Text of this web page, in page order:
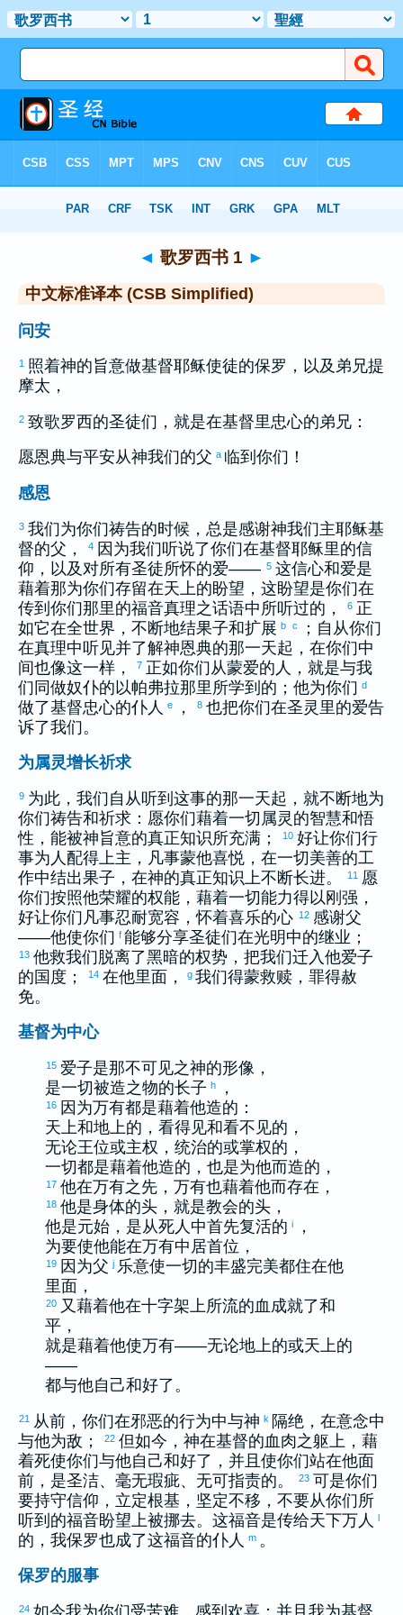
> 歌罗西书 1
◄ 歌罗西书 1 ►
中文标准译本 (CSB Simplified)
问安
1 照着神的旨意做基督耶稣使徒的保罗 ，以及弟兄提
摩太 ，
2 致歌罗西的圣徒们，就是在基督里忠心的弟兄：
愿恩典与平安从神我们的父 a 临到你们！
感恩
3 我们为你们祷告的时候，总是感谢神我们主耶稣基
督的父，
4 因为我们听说了你们在基督耶稣里的信
仰，以及对所有圣徒所怀的爱—— 5 这信心和爱是
藉着那为你们存留在天上的盼望，这盼望是你们在
传到你们那里的福音真理之话语中所听过的，
6 正
如它在全世界，不断地结果子和扩展 b c
；自从你们
在真理中听见并了解神恩典的那一天起，在你们中
间也像这一样，
7 正如你们从蒙爱的人，就是与我
们同做奴仆的 以帕弗拉那里所学到的；他为你们 d
做了基督忠心的仆人 e ， 8 也把你们在圣灵里的爱告
诉了我们。
为属灵增长祈求
9 为此，我们自从听到这事的那一天起，就不断地为
你们祷告和祈求：愿你们藉着一切属灵的智慧和悟
性，能被神旨意的真正知识所充满；
10 好让你们行
事为人配得上主，凡事蒙他喜悦，在一切美善的工
作中结出果子，在神的真正知识上不断长进。
11 愿
你们按照他荣耀的权能，藉着一切能力得以刚强，
好让你们凡事忍耐宽容，怀着喜乐的心 12 感谢父
——他使你们 f 能够分享圣徒们在光明中的继业；
13 他救我们脱离了黑暗的权势，把我们迁入他爱子
的国度；
14 在他里面， g 我们得蒙救赎，罪得赦
免。
基督为中心
15 爱子是那不可见之神的形像，
是一切被造之物的长子 h ，
16 因为万有都是藉着他造的：
天上和地上的，看得见和看不见的，
无论王位或主权，统治的或掌权的，
一切都是藉着他造的，也是为他而造的，
17 他在万有之先，万有也藉着他而存在，
18 他是身体的头，就是教会的头，
他是元始，是从死人中首先复活的 i
，
为要使他能在万有中居首位，
19 因为父 j 乐意使一切的丰盛完美都住在他
里面，
20 又藉着他在十字架上所流的血成就了和
平，
就是藉着他使万有——无论地上的或天上的
——
都与他自己和好了。
21 从前，你们在邪恶的行为中与神 k 隔绝，在意念中
与他为敌；
22 但如今，神在基督的血肉之躯上，藉
着死使你们与他自己和好了，并且使你们站在他面
前，是圣洁、毫无瑕疵、无可指责的。
23 可是你们
要持守信仰，立定根基，坚定不移，不要从你们所
听到的福音盼望上被挪去。这福音是传给天下万人
l
的，我保罗也成了这福音的仆人 m 。
保罗的服事
24 如今我为你们受苦难，感到欢喜；并且我为基督